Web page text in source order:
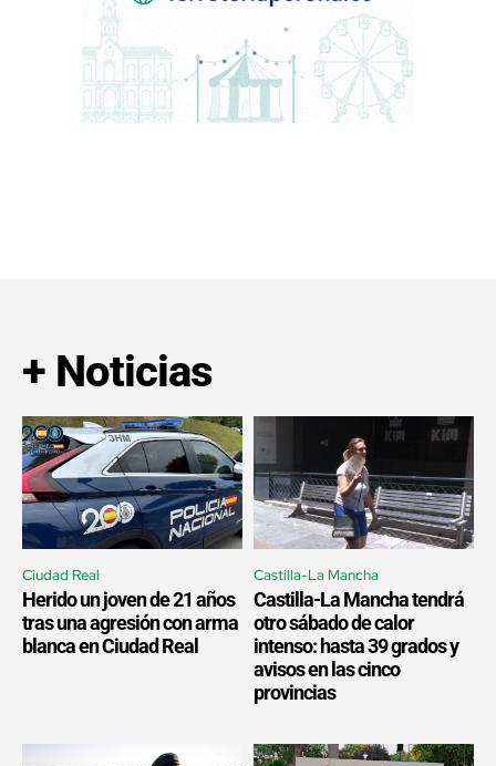
+ Noticias
Ciudad Real
Herido un joven de 21 años
tras una agresión con arma
blanca en Ciudad Real
Castilla-La Mancha
Castilla-La Mancha tendrá
otro sábado de calor
intenso: hasta 39 grados y
avisos en las cinco
provincias